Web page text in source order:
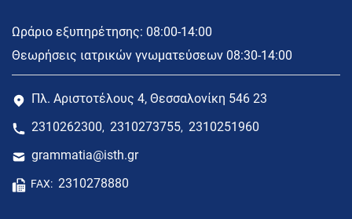
Ωράριο εξυπηρέτησης: 08:00-14:00
Θεωρήσεις ιατρικών γνωματεύσεων 08:30-14:00
Πλ. Αριστοτέλους 4, Θεσσαλονίκη 546 23
2310262300, 2310273755, 2310251960
grammatia@isth.gr
FAX: 2310278880